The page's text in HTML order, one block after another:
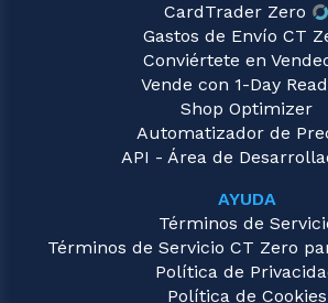
CardTrader Zero
Gastos de Envío CT
Conviértete en
Vende con 1-Day
Shop Optimizer
Automatizador de
API - Área de
AYUDA
Términos de
Términos de Servicio CT Zero
Política de
Política de Cookies